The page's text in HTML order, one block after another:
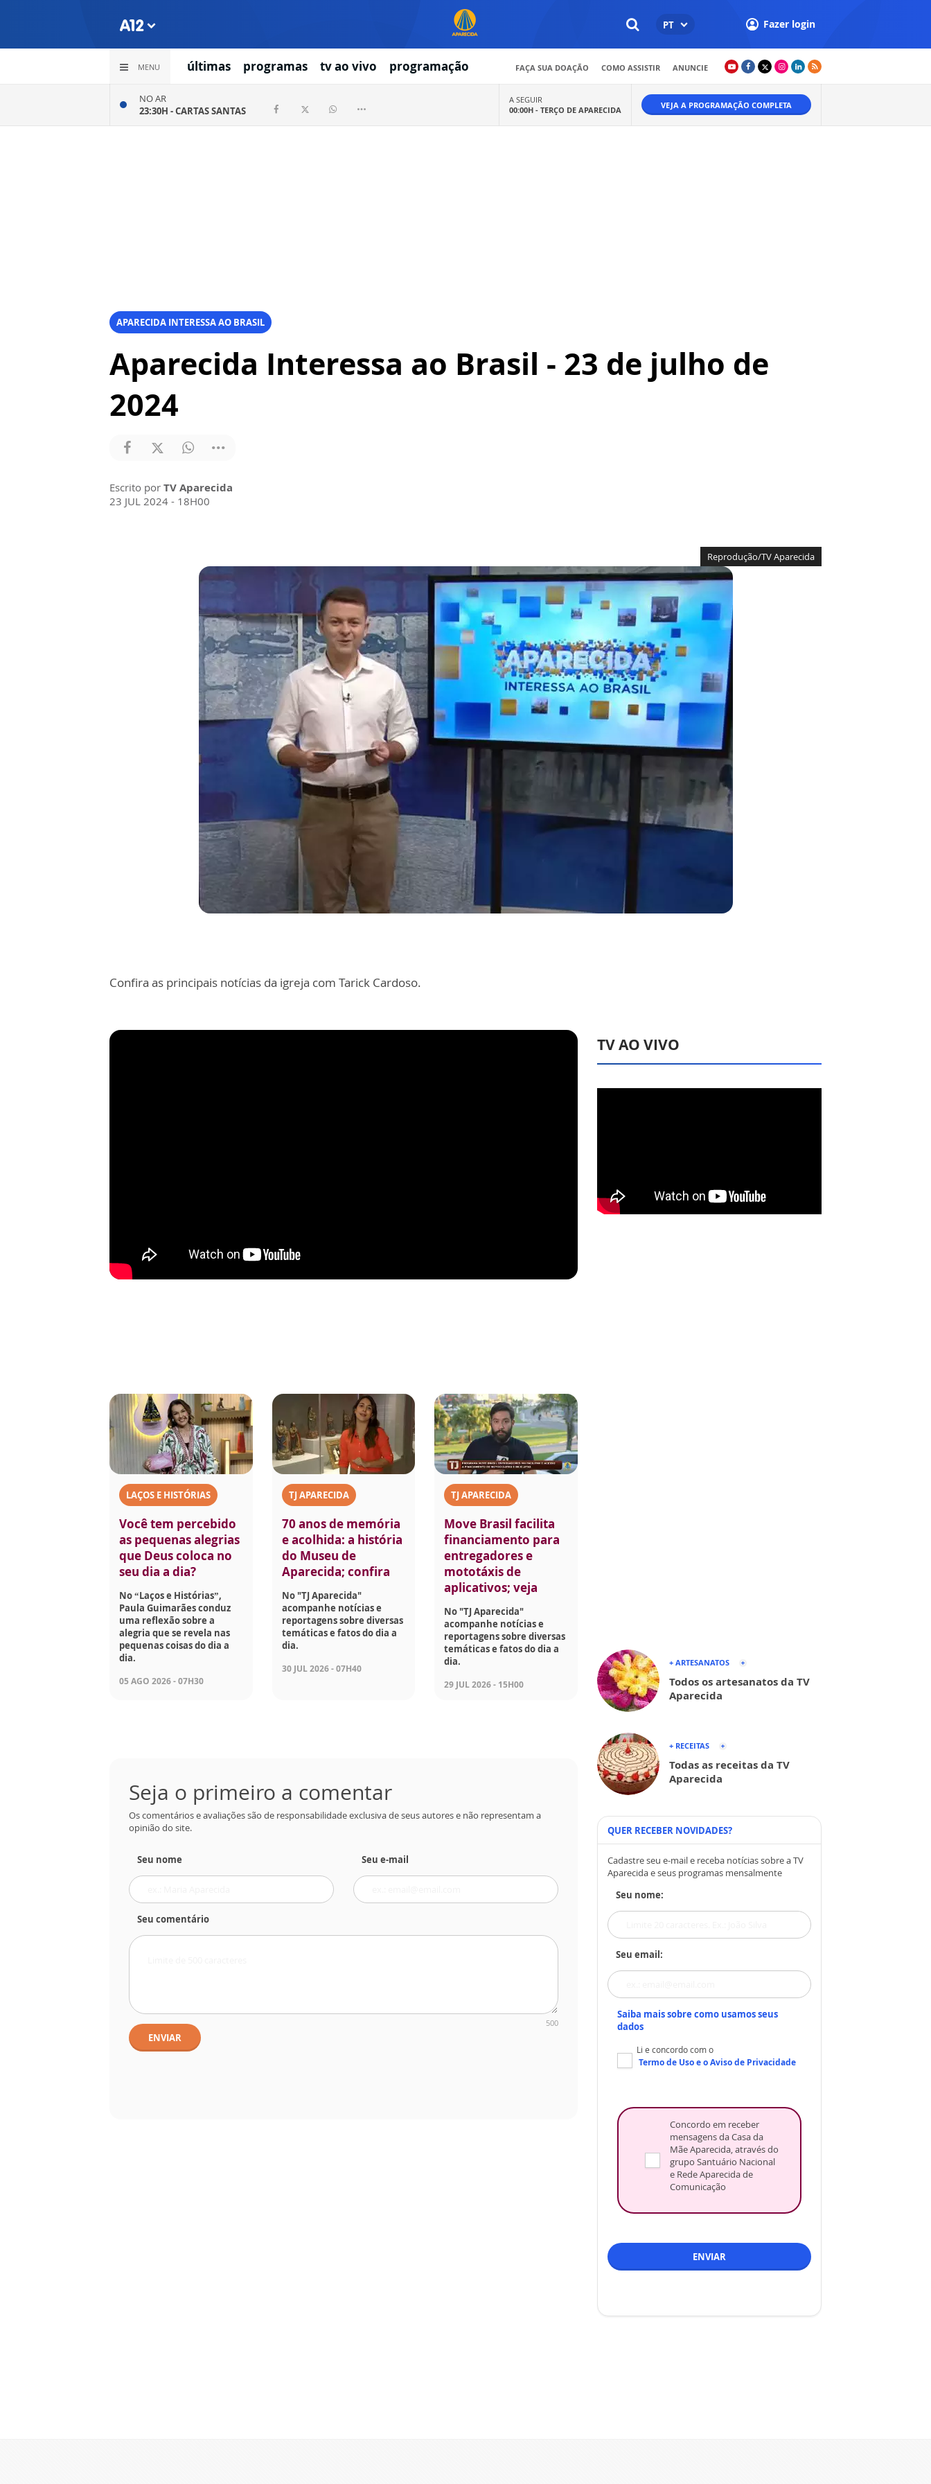
PT Fazer login
MENU últimas programas tv ao vivo programação FAÇA SUA DOAÇÃO COMO ASSISTIR ANUNCIE
NO AR
23:30H -CARTAS SANTAS
A SEGUIR
00:00H - TERÇO DE APARECIDA VEJA A PROGRAMAÇÃO COMPLETA
APARECIDA INTERESSA AO BRASIL
Aparecida Interessa ao Brasil - 23 de julho de
2024
Escrito por TV Aparecida
23 JUL 2024 - 18H00
Reprodução/TV Aparecida
Confira as principais notícias da igreja com Tarick Cardoso.
LAÇOS E HISTÓRIAS
Você tem percebido
as pequenas alegrias
que Deus coloca no
seu dia a dia?
No “Laços e Histórias”,
Paula Guimarães conduz
uma reflexão sobre a
alegria que se revela nas
pequenas coisas do dia a
dia.
05 AGO 2026 - 07H30
TJ APARECIDA
70 anos de memória
e acolhida: a história
do Museu de
Aparecida; confira
No "TJ Aparecida"
acompanhe notícias e
reportagens sobre diversas
temáticas e fatos do dia a
dia.
30 JUL 2026 - 07H40
TJ APARECIDA
Move Brasil facilita
financiamento para
entregadores e
mototáxis de
aplicativos; veja
No "TJ Aparecida"
acompanhe notícias e
reportagens sobre diversas
temáticas e fatos do dia a
dia.
29 JUL 2026 - 15H00
Seja o primeiro a comentar
Os comentários e avaliações são de responsabilidade exclusiva de seus autores e não representam a
opinião do site.
Seu nome Seu e-mail
Seu comentário
500
ENVIAR
TV AO VIVO
+ ARTESANATOS
Todos os artesanatos da TV
Aparecida
+ RECEITAS
Todas as receitas da TV
Aparecida
QUER RECEBER NOVIDADES?
Cadastre seu e-mail e receba notícias sobre a TV
Aparecida e seus programas mensalmente
Seu nome:
Seu email:
Saiba mais sobre como usamos seus
dados
Li e concordo com o
Termo de Usoe oAviso de Privacidade
Concordo em receber
mensagens da Casa da
Mãe Aparecida, através do
grupo Santuário Nacional
e Rede Aparecida de
Comunicação
ENVIAR